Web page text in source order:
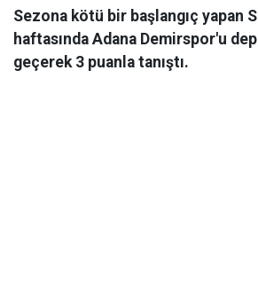
Sezona kötü bir başlangıç yapan
haftasında Adana Demirspor'u
geçerek 3 puanla tanıştı.